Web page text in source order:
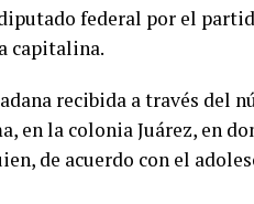
federal por el
capitalina.
recibida a través del
en la colonia Juárez, en
de acuerdo con el